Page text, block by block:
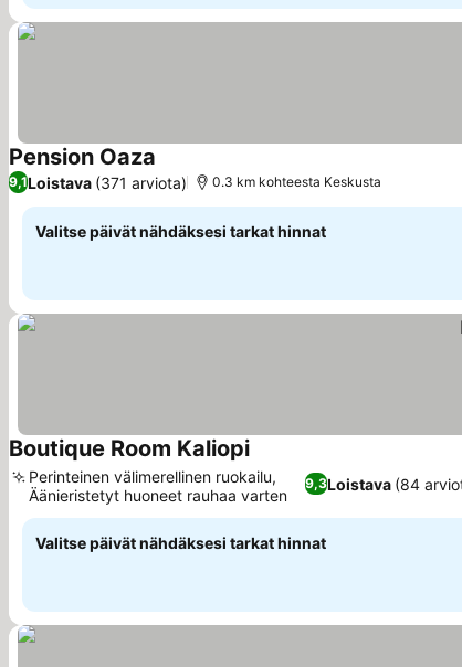
Pension Oaza Katso hinnat
9,1Loistava (371 arviota) 0.3 km kohteesta Keskusta
Valitse päivät nähdäksesi tarkat hinnat
Boutique Room KaliopiKatso hinnat
9,3Loistava (84
Perinteinen välimerellinen ruokailu,
Äänieristetyt huoneet rauhaa varten
Valitse päivät nähdäksesi tarkat hinnat